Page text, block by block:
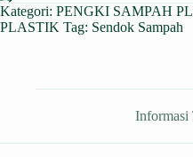
Kategori: PENGKI SAMPAH
PLASTIK Tag: Sendok Sampah
Informasi